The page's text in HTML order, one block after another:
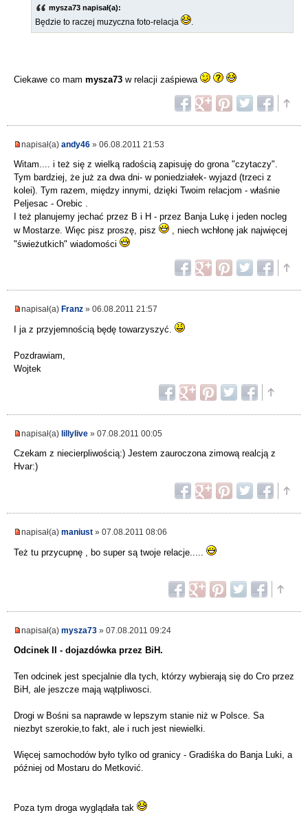
mysza73 napisał(a):
Będzie to raczej muzyczna foto-relacja .
Ciekawe co mam mysza73 w relacji zaśpiewa
napisał(a) andy46 » 06.08.2011 21:53
Witam.... i też się z wielką radością zapisuję do grona "czytaczy".
Tym bardziej, że już za dwa dni- w poniedziałek- wyjazd (trzeci z
kolei). Tym razem, między innymi, dzięki Twoim relacjom - właśnie
Peljesac - Orebic .
I też planujemy jechać przez B i H - przez Banja Lukę i jeden nocleg
w Mostarze. Więc pisz proszę, pisz
, niech wchłonę jak najwięcej
"świeżutkich" wiadomości
napisał(a) Franz » 06.08.2011 21:57
I ja z przyjemnością będę towarzyszyć.
Pozdrawiam,
Wojtek
napisał(a) lillylive » 07.08.2011 00:05
Czekam z niecierpliwością:) Jestem zauroczona zimową realcją z
Hvar:)
napisał(a) maniust » 07.08.2011 08:06
Też tu przycupnę , bo super są twoje relacje.....
napisał(a) mysza73 » 07.08.2011 09:24
Odcinek II - dojazdówka przez BiH.
Ten odcinek jest specjalnie dla tych, którzy wybierają się do Cro przez
BiH, ale jeszcze mają wątpliwosci.
Drogi w Bośni sa naprawde w lepszym stanie niż w Polsce. Sa
niezbyt szerokie,to fakt, ale i ruch jest niewielki.
Więcej samochodów było tylko od granicy - Gradiśka do Banja Luki, a
później od Mostaru do Metković.
Poza tym droga wyglądała tak